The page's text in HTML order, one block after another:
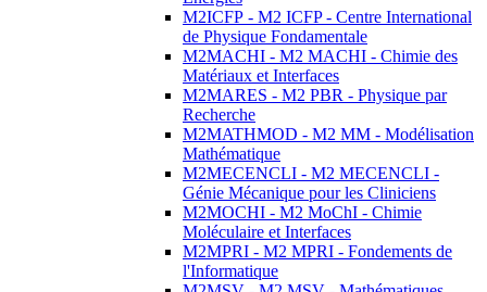
M2ICFP - M2 ICFP - Centre International
de Physique Fondamentale
M2MACHI - M2 MACHI - Chimie des
Matériaux et Interfaces
M2MARES - M2 PBR - Physique par
Recherche
M2MATHMOD - M2 MM - Modélisation
Mathématique
M2MECENCLI - M2 MECENCLI -
Génie Mécanique pour les Cliniciens
M2MOCHI - M2 MoChI - Chimie
Moléculaire et Interfaces
M2MPRI - M2 MPRI - Fondements de
l'Informatique